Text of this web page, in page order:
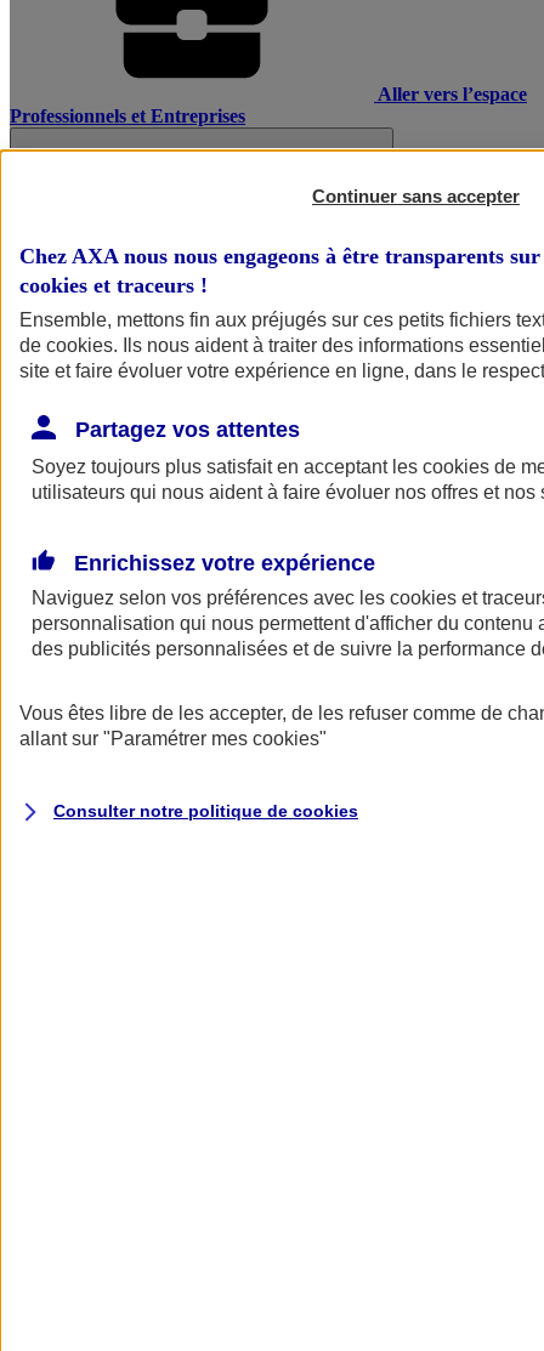
Aller vers l’espace
Professionnels et Entreprises
AXA Assurance
Continuer sans accepter
Chez AXA nous nous engageons à être transparents
cookies et traceurs !
Ensemble, mettons fin aux préjugés sur ces petits fichiers
de cookies. Ils nous aident à traiter des informations
site et faire évoluer votre expérience en ligne, dans le
Partagez vos attentes
Soyez toujours plus satisfait en acceptant les cookies de
utilisateurs qui nous aident à faire évoluer nos offres et nos
Enrichissez votre expérience
Naviguez selon vos préférences avec les cookies et
personnalisation qui nous permettent d'afficher du contenu
des publicités personnalisées et de suivre la performance
Vous êtes libre de les accepter, de les refuser comme de
allant sur "Paramétrer mes cookies"
Consulter notre politique de cookies